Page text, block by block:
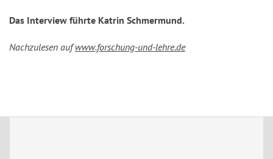
Das Interview führte Katrin Schmermund.
Nachzulesen aufwww.forschung-und-lehre.de